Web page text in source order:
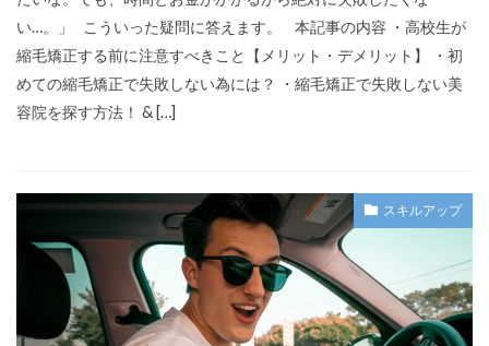
い…。」 こういった疑問に答えます。 本記事の内容 ・高校生が
縮毛矯正する前に注意すべきこと【メリット・デメリット】 ・初
めての縮毛矯正で失敗しない為には？ ・縮毛矯正で失敗しない美
容院を探す方法！ & […]
スキルアップ